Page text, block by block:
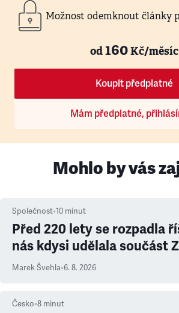
Možnost odemknout články
od160Kč/měsíc
Koupit předplatné
Mám předplatné,
Mohlo by vás
Společnost•10 minut
Před 220 lety se rozpadla
nás kdysi udělala součást
Marek Švehla•6. 8. 2026
Česko•8 minut